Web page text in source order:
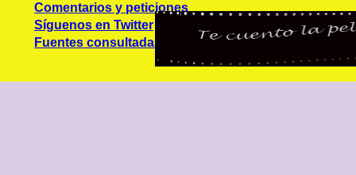
Comentarios y peticiones
Síguenos en Twitter
Fuentes consultadas